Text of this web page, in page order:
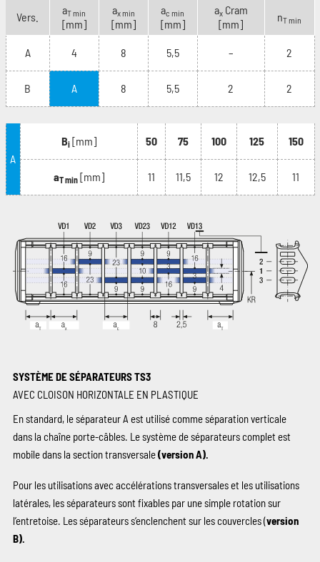
Vers.
aT min
[mm]
ax min
[mm]
ac min
[mm]
axCram
[mm]
nT min
A 4 8 5,5 – 2
B A 8 5,5 2 2
A
Bi [mm] 50 75 100 125 150
aT min [mm] 11 11,5 12 12,5 11
SYSTÈME DE SÉPARATEURS TS3
AVEC CLOISON HORIZONTALE EN PLASTIQUE
En standard, le séparateur A est utilisé comme séparation verticale
dans la chaîne porte-câbles. Le système de séparateurs complet est
mobile dans la section transversale(version A).
Pour les utilisations avec accélérations transversales et les utilisations
latérales, les séparateurs sont fixables par une simple rotation sur
l’entretoise. Les séparateurs s‘enclenchent sur les couvercles (version
B).